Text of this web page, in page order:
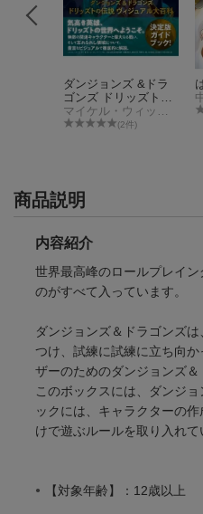
ダンジョンズ &ドラ
ゴンズ ドリッズトの
伝説 ヴィジュアル大
百科
(2件)
商品説明
内容紹介
世界最高峰のロールプレイ
のがすべて入っています。
ダンジョンズ＆ドラゴンズ
つけ、試練に試練に立ち向
ザーのためのダンジョンズ＆
このボックスには、ダンジ
ックには、キャラクターの
けで遊ぶルールを取り入れて
【対象年齢】：12歳以上